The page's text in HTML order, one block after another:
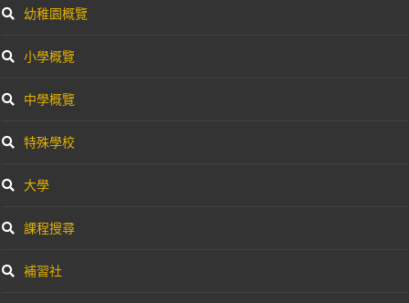
幼稚園概覽
小學概覽
中學概覽
特殊學校
大學
課程搜尋
補習社